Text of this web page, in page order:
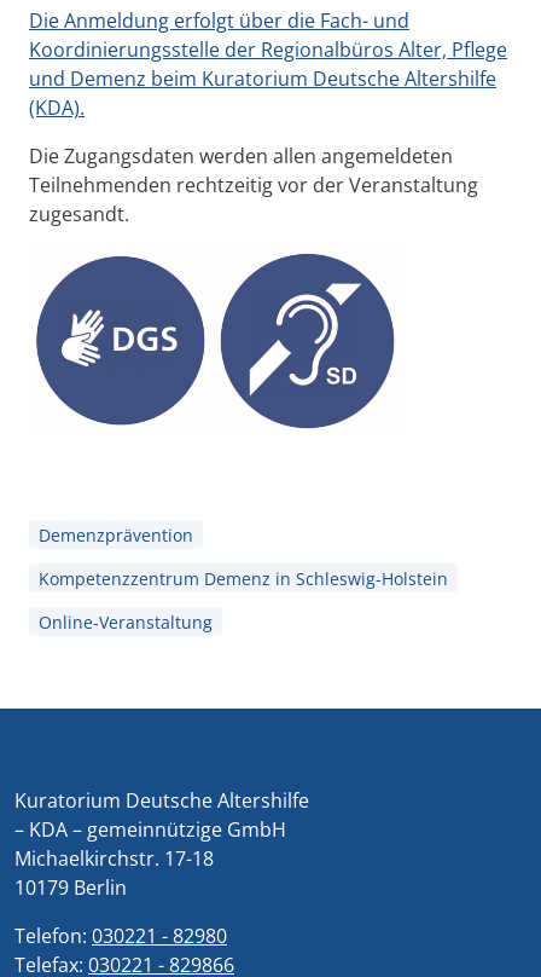
Die Anmeldung erfolgt über die Fach- und
Koordinierungsstelle der Regionalbüros Alter, Pflege
und Demenz beim Kuratorium Deutsche Altershilfe
(KDA).
Die Zugangsdaten werden allen angemeldeten
Teilnehmenden rechtzeitig vor der Veranstaltung
zugesandt.
Demenzprävention
Kompetenzzentrum Demenz in Schleswig-Holstein
Online-Veranstaltung
Kuratorium Deutsche Altershilfe
– KDA – gemeinnützige GmbH
Michaelkirchstr. 17-18
10179 Berlin
Telefon: 030221 - 82980
Telefax: 030221 - 829866